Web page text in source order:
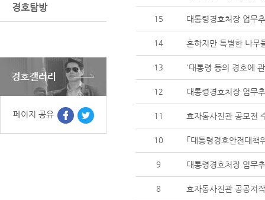
경호탐방
페이지 공유
15 대통령경호처장 업무
14 흔하지만 특별한 나무
13 '대통령 등의 경호에
12 대통령경호처장 업무
11 효자동사진관 공모전
10 ｢대통령경호안전대책
9 대통령경호처장 업무
8 효자동사진관 공공저